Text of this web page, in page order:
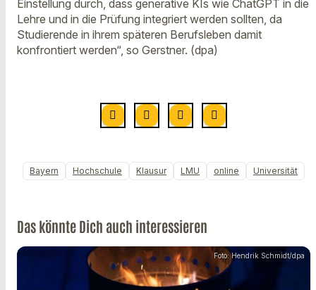
Einstellung durch, dass generative KIs wie ChatGPT in die
Lehre und in die Prüfung integriert werden sollten, da
Studierende in ihrem späteren Berufsleben damit
konfrontiert werden“, so Gerstner. (dpa)
Bayern Hochschule Klausur LMU online Universität
Das könnte Dich auch interessieren
Foto: Hendrik Schmidt/dpa